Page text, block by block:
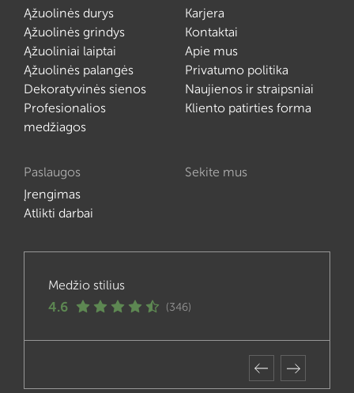
Ąžuolinės durys
Ąžuolinės grindys
Ąžuoliniai laiptai
Ąžuolinės palangės
Dekoratyvinės sienos
Profesionalios
medžiagos
Karjera
Kontaktai
Apie mus
Privatumo politika
Naujienos ir straipsniai
Kliento patirties forma
Paslaugos
Įrengimas
Atlikti darbai
Sekite mus
Medžio stilius
4.6 (346)